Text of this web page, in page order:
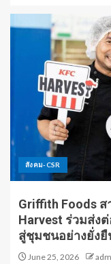
สังคม-CSR
Griffith Foods
Harvest ร่วมส่ง
สู่ชุมชนอย่างยั่งยื
June 25, 2026